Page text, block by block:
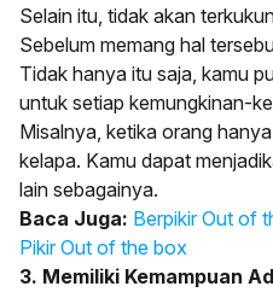
Selain itu, tidak akan
Sebelum memang hal
Tidak hanya itu saja, kamu
untuk setiap kemungkinan-
Misalnya, ketika orang
kelapa. Kamu dapat
lain sebagainya.
Baca Juga: Berpikir Out of
Pikir Out of the box
3. Memiliki Kemampuan